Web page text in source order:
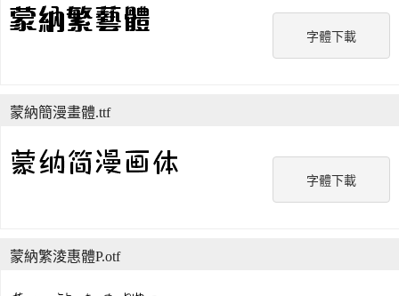
字體下載
字體下載
蒙納簡漫畫體.ttf
蒙納繁淩惠體P.otf